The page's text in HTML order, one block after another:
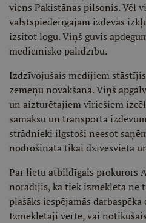
viens Pakistānas pilsonis. Vēl
valstspiederīgajam izdevās
izsitot logu. Viņš guvis
medicīnisko palīdzību.
Izdzīvojušais medijiem
zemeņu novākšanā. Viņš
un aizturētajiem vīriešiem
samaksu un transporta
strādnieki ilgstoši neesot
nodrošināta tikai dzīvesvieta
Par lietu atbildīgais prokurors
norādījis, ka tiek izmeklēta ne
plašāks iespējamās
Izmeklētāji vērtē, vai